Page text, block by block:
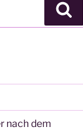
nach dem